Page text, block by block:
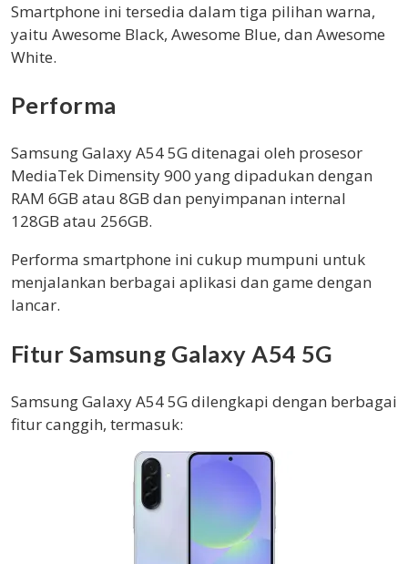
Smartphone ini tersedia dalam tiga pilihan warna,
yaitu Awesome Black, Awesome Blue, dan Awesome
White.
Performa
Samsung Galaxy A54 5G ditenagai oleh prosesor
MediaTek Dimensity 900 yang dipadukan dengan
RAM 6GB atau 8GB dan penyimpanan internal
128GB atau 256GB.
Performa smartphone ini cukup mumpuni untuk
menjalankan berbagai aplikasi dan game dengan
lancar.
Fitur Samsung Galaxy A54 5G
Samsung Galaxy A54 5G dilengkapi dengan berbagai
fitur canggih, termasuk: